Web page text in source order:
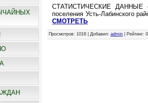
СТАТИСТИЧЕСКИЕ ДАННЫЕ о
поселения Усть-Лабинского
СМОТРЕТЬ
Просмотров: 1018 |Добавил:admin Рейтинг: